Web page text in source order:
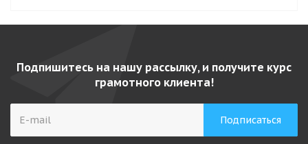
Подпишитесь на нашу рассылку, и получите курс
грамотного клиента!